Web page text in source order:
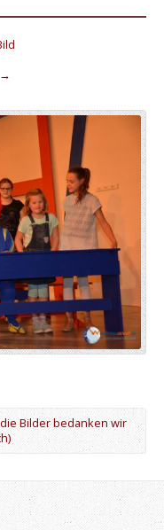
→
Bilder bedanken wir